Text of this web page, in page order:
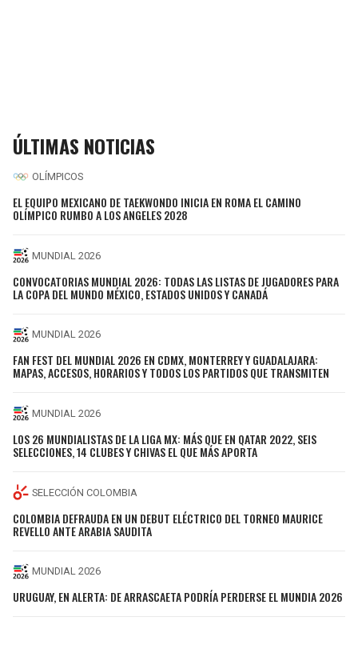
ÚLTIMAS NOTICIAS
OLÍMPICOS
EL EQUIPO MEXICANO DE TAEKWONDO INICIA EN ROMA EL CAMINO
OLÍMPICO RUMBO A LOS ANGELES 2028
MUNDIAL 2026
CONVOCATORIAS MUNDIAL 2026: TODAS LAS LISTAS DE JUGADORES PARA
LA COPA DEL MUNDO MÉXICO, ESTADOS UNIDOS Y CANADÁ
MUNDIAL 2026
FAN FEST DEL MUNDIAL 2026 EN CDMX, MONTERREY Y GUADALAJARA:
MAPAS, ACCESOS, HORARIOS Y TODOS LOS PARTIDOS QUE TRANSMITEN
MUNDIAL 2026
LOS 26 MUNDIALISTAS DE LA LIGA MX: MÁS QUE EN QATAR 2022, SEIS
SELECCIONES, 14 CLUBES Y CHIVAS EL QUE MÁS APORTA
SELECCIÓN COLOMBIA
COLOMBIA DEFRAUDA EN UN DEBUT ELÉCTRICO DEL TORNEO MAURICE
REVELLO ANTE ARABIA SAUDITA
MUNDIAL 2026
URUGUAY, EN ALERTA: DE ARRASCAETA PODRÍA PERDERSE EL MUNDIA 2026